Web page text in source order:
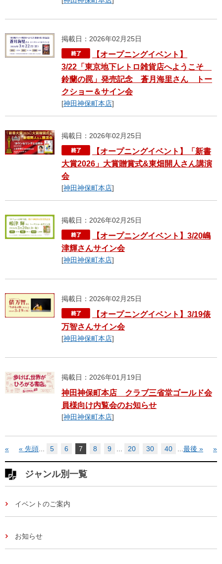
掲載日：2026年02月25日
【オープニングイベント】
3/22「東京地下レトロ雑貨店へようこそ
鈴蘭の罠」発売記念 蒼月海里さん トー
クショー＆サイン会
[神田神保町本店]
掲載日：2026年02月25日
【オープニングイベント】「新書
大賞2026」大賞贈賞式&東畑開人さん講演
会
[神田神保町本店]
掲載日：2026年02月25日
【オープニングイベント】3/20嶋
津輝さんサイン会
[神田神保町本店]
掲載日：2026年02月25日
【オープニングイベント】3/19俵
万智さんサイン会
[神田神保町本店]
掲載日：2026年01月19日
神田神保町本店 クラブ三省堂ゴールド会
員様向け内覧会のお知らせ
[神田神保町本店]
« 先頭
« ... 5 6 7 8 9 ... 20 30 40 ... »
最後 »
ジャンル別一覧
イベントのご案内
お知らせ